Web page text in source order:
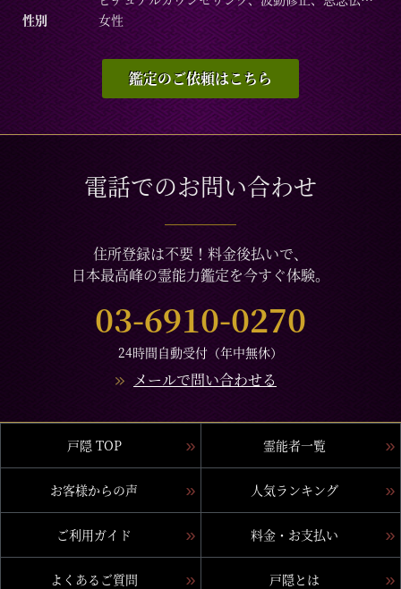
路、人間関係、相性、ママ友、相手の気持ち、人
生相談、開運、運勢、健康、金銭、動物、故人な
ど
達、引き寄せ、チャクラ、チャネリング、ヒーリ
ング、オーラ、守護霊対話、死者との対話、高次
との交信、命名/改名など
性別 女性
鑑定のご依頼はこちら
電話でのお問い合わせ
住所登録は不要！料金後払いで、
日本最高峰の霊能力鑑定を今すぐ体験。
03-6910-0270
24時間自動受付（年中無休）
メールで問い合わせる
戸隠 TOP 霊能者一覧
お客様からの声 人気ランキング
ご利用ガイド 料金・お支払い
よくあるご質問 戸隠とは